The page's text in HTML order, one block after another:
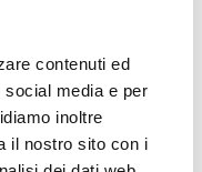
contenuti ed
social media e per
inoltre
il nostro sito con i
al di là delle situazioni
le domande relative a
e godibilità da
ossia la presenza di un
supportato da una